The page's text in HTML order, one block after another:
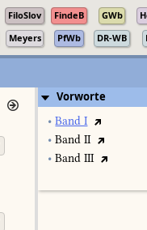
FiloSlov FindeB GWb
Meyers PfWb DR-WB
Vorworte
• Band I
• Band II
• Band III